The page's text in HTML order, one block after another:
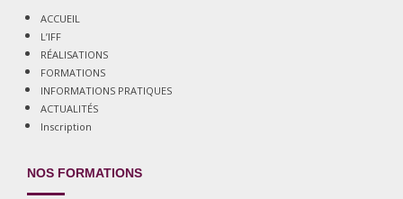
ACCUEIL
L’IFF
RÉALISATIONS
FORMATIONS
INFORMATIONS PRATIQUES
ACTUALITÉS
Inscription
NOS FORMATIONS